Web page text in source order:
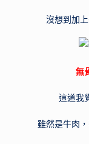
沒想到加
無
這道我
雖然是牛肉